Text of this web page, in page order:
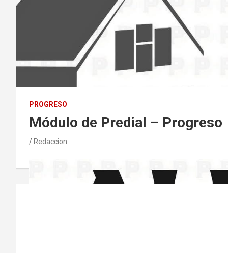
PROGRESO
Módulo de Predial – Progreso
Redaccion